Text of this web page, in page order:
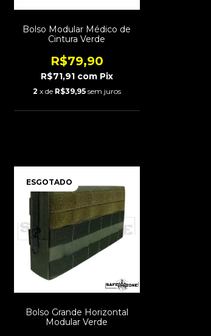
Bolso Modular Médico de
Cintura Verde
R$79,90
R$71,91 com Pix
2 x de R$39,95 sem juros
ESGOTADO
Bolso Grande Horizontal
Modular Verde